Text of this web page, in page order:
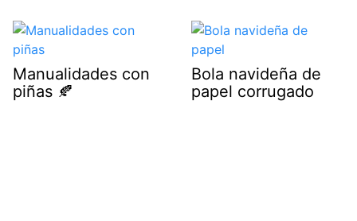
Manualidades con
piñas 🍂
Bola navideña de
papel corrugado